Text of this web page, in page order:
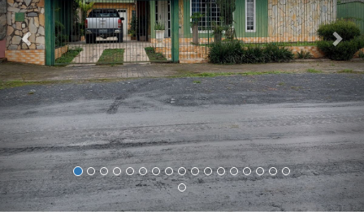
Casa localizada na Rua: Guilherme Radke nº 132, no
Bairro: Alto das Palmeiras em Canoinhas - SC. Casa com
260 m², terreno com 450 m².
Características do Imóvel: